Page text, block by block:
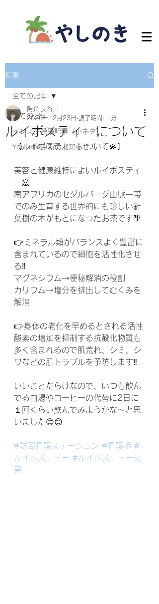
記事
全ての記事
インスタ投稿記事（小ネタ）
YouTube更新のお知らせ
全ての記事
ルイボスティーについて
陽介 長谷川
2020年12月23日 読了時間: 1分
【ルイボスティーについて💫】
美容と健康維持によいルイボスティ
ー🙆
南アフリカのセダルバーグ山脈一帯
でのみ生育する世界的にも珍しい針
葉樹の木がもとになったお茶です🌴
👉ミネラル類がバランスよく豊富に
含まれているので細胞を活性化させ
る‼️
マグネシウム→便秘解消の役割
カリウム→塩分を排出してむくみを
解消
👉身体の老化を早めるとされる活性
酸素の増加を抑制する抗酸化物質も
多く含まれるので肌荒れ、シミ、シ
ワなどの肌トラブルを予防します‼️
いいことだらけなので、いつも飲ん
でる白湯やコーヒーの代替に2日に
１回くらい飲んでみようかな〜と思
いました😊😊
#訪問看護ステーション #看護師 #
ルイボスティー #ルイボスティー効
果